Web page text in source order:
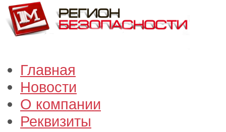
Главная
Новости
О компании
Реквизиты